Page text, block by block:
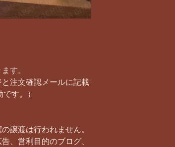
す。
と注文確認メールに記載
す。）
譲渡は行われません。
、営利目的のブログ、